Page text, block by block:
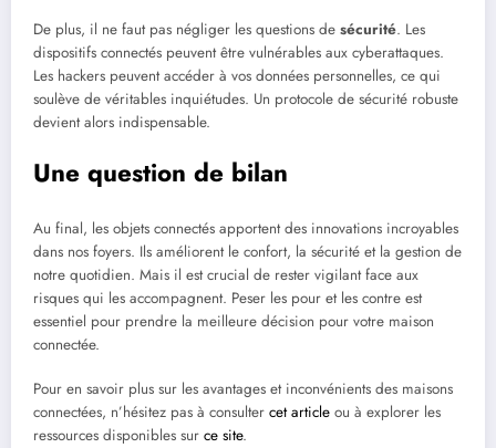
De plus, il ne faut pas négliger les questions de sécurité. Les
dispositifs connectés peuvent être vulnérables aux cyberattaques.
Les hackers peuvent accéder à vos données personnelles, ce qui
soulève de véritables inquiétudes. Un protocole de sécurité robuste
devient alors indispensable.
Une question de bilan
Au final, les objets connectés apportent des innovations incroyables
dans nos foyers. Ils améliorent le confort, la sécurité et la gestion de
notre quotidien. Mais il est crucial de rester vigilant face aux
risques qui les accompagnent. Peser les pour et les contre est
essentiel pour prendre la meilleure décision pour votre maison
connectée.
Pour en savoir plus sur les avantages et inconvénients des maisons
connectées, n’hésitez pas à consulter cet article ou à explorer les
ressources disponibles sur ce site.